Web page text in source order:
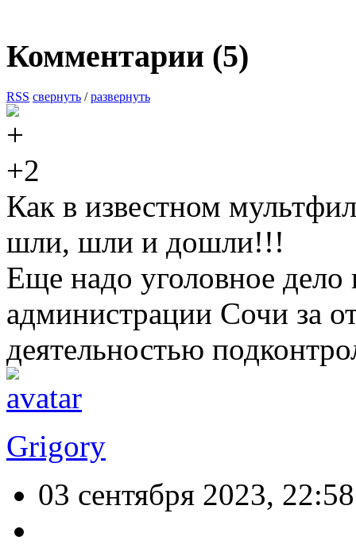
Комментарии (5)
RSS свернуть /развернуть
+2
Как в известном
шли, шли и дошли!!!
Еще надо уголовное
администрации Сочи за
деятельностью
Grigory
03 сентября 2023, 22:58